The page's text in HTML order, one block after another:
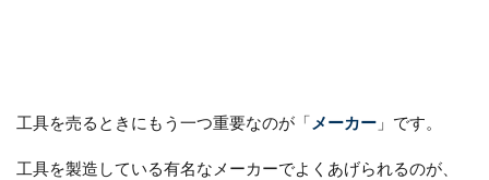
工具を売るときにもう一つ重要なのが「 メーカー 」です。
工具を製造している有名なメーカーでよくあげられるのが、